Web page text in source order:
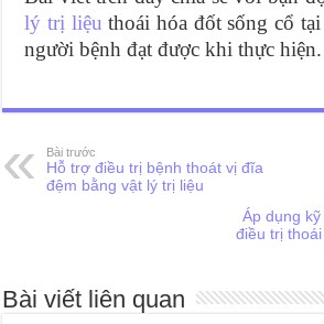
lý trị liệu thoái hóa đốt sống cổ
người bệnh đạt được khi thực hiện.
Bài trước
Hỗ trợ điều trị bệnh thoát vị đĩa
đệm bằng vật lý trị liệu
Áp dụng
điều trị
Bài viết liên quan